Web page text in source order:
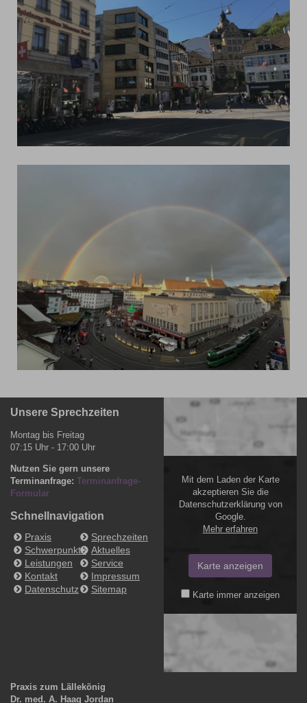
Unsere Sprechzeiten
Montag bis Freitag
07:15 Uhr - 17:00 Uhr
Nutzen Sie gern unsere
Terminanfrage: Terminanfrage-
Formular
Schnellnavigation
Praxis
Sprechzeiten
Schwerpunkte Aktuelles
Leistungen
Service
Kontakt
Impressum
Datenschutz
Sitemap
Mit dem Laden der Karte
akzeptieren Sie die
Datenschutzerklärung von
Google.
Mehr erfahren
Karte anzeigen
Karte immer anzeigen
Praxis zum Lällekönig
Dr. med. A. Haag Jordan